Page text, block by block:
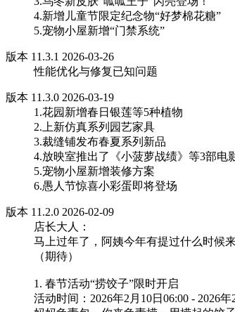
4.新增儿童节限定纪念物“好梦棉花糖”
5.宠物小屋新增“门禁系统”
版本 11.3.1 2026-03-26
性能优化与修复已知问题
版本 11.3.0 2026-03-19
1.花园新增春日银莲等5种植物
2.上新仿真系列园艺家具
3.裁缝铺发布春夏系列新品
4.放映室推出了《小菠萝战绩》等3部电
5.宠物小屋新增装修方案
6.愚人节惊喜小彩蛋即将登场
版本 11.2.0 2026-02-09
店长大人：
马上过年了，阿姨今年有提过什么时候
（期待）
1. 春节活动“捞饺子”限时开启
活动时间：2026年2月10日06:00 - 2026年